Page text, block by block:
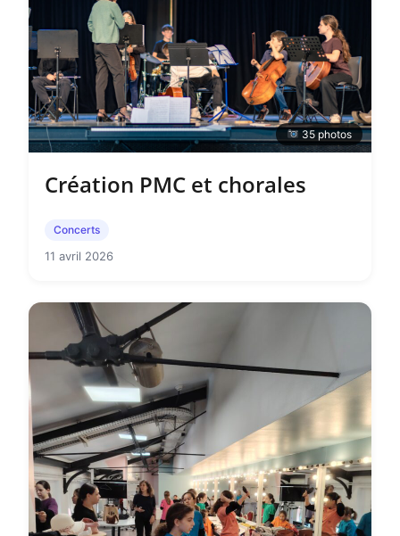
35 photos
Création PMC et chorales
Concerts
11 avril 2026